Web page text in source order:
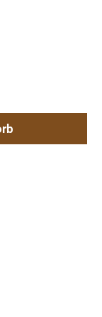
um die Anzahl zu